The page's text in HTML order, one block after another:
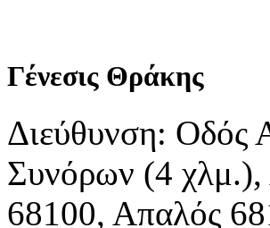
Γένεσις Θράκης
Διεύθυνση: Οδός
Συνόρων (4
68100, Απαλός